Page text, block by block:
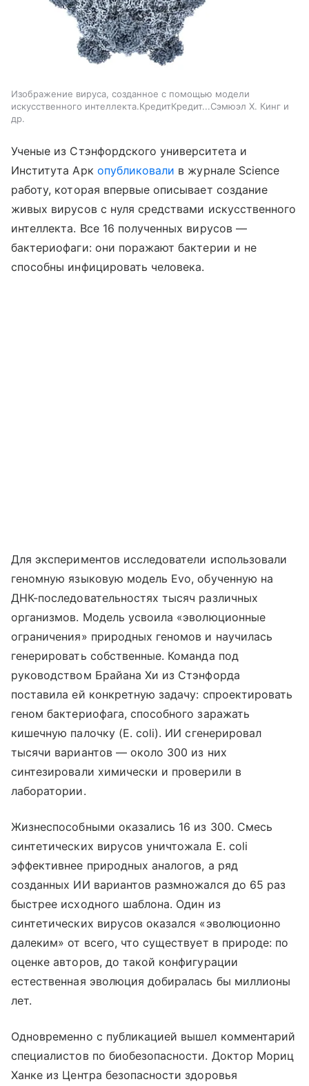
Изображение вируса, созданное с помощью модели
искусственного интеллекта.КредитКредит...Сэмюэл Х. Кинг и
др.
Ученые из Стэнфордского университета и
Института Арк опубликовали в журнале Science
работу, которая впервые описывает создание
живых вирусов с нуля средствами искусственного
интеллекта. Все 16 полученных вирусов —
бактериофаги: они поражают бактерии и не
способны инфицировать человека.
Для экспериментов исследователи использовали
геномную языковую модель Evo, обученную на
ДНК-последовательностях тысяч различных
организмов. Модель усвоила «эволюционные
ограничения» природных геномов и научилась
генерировать собственные. Команда под
руководством Брайана Хи из Стэнфорда
поставила ей конкретную задачу: спроектировать
геном бактериофага, способного заражать
кишечную палочку (E. coli). ИИ сгенерировал
тысячи вариантов — около 300 из них
синтезировали химически и проверили в
лаборатории.
Жизнеспособными оказались 16 из 300. Смесь
синтетических вирусов уничтожала E. coli
эффективнее природных аналогов, а ряд
созданных ИИ вариантов размножался до 65 раз
быстрее исходного шаблона. Один из
синтетических вирусов оказался «эволюционно
далеким» от всего, что существует в природе: по
оценке авторов, до такой конфигурации
естественная эволюция добиралась бы миллионы
лет.
Одновременно с публикацией вышел комментарий
специалистов по биобезопасности. Доктор Мориц
Ханке из Центра безопасности здоровья